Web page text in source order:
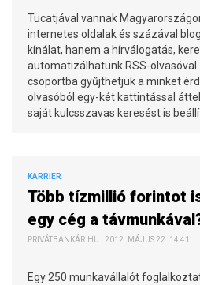
Tucatjával vannak
internetes oldalak és százával
kínálat, hanem a hírválogatás,
automatizálhatunk RSS-
csoportba gyűjthetjük a minket
olvasóból egy-két kattintással
saját kulcsszavas keresést is
KARRIER
Több tízmillió forintot
egy cég a
PRIVÁTBANKÁR.HU | 2012. MÁJUS 22. 14:41
Egy 250 munkavállalót